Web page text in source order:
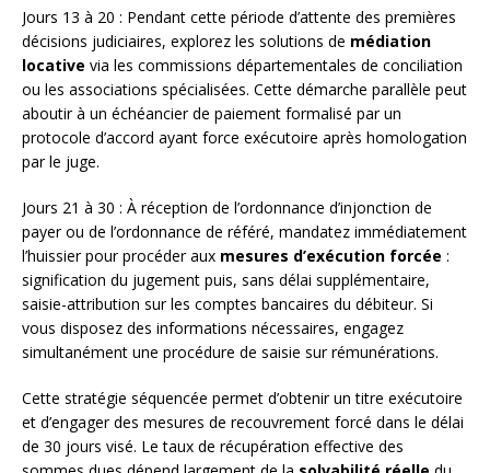
Jours 13 à 20 : Pendant cette période d’attente des premières
décisions judiciaires, explorez les solutions de médiation
locative via les commissions départementales de conciliation
ou les associations spécialisées. Cette démarche parallèle peut
aboutir à un échéancier de paiement formalisé par un
protocole d’accord ayant force exécutoire après homologation
par le juge.
Jours 21 à 30 : À réception de l’ordonnance d’injonction de
payer ou de l’ordonnance de référé, mandatez immédiatement
l’huissier pour procéder aux mesures d’exécution forcée :
signification du jugement puis, sans délai supplémentaire,
saisie-attribution sur les comptes bancaires du débiteur. Si
vous disposez des informations nécessaires, engagez
simultanément une procédure de saisie sur rémunérations.
Cette stratégie séquencée permet d’obtenir un titre exécutoire
et d’engager des mesures de recouvrement forcé dans le délai
de 30 jours visé. Le taux de récupération effective des